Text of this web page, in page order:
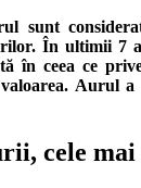
sunt
În ultimii 7
în ceea ce
Aurul a
cele